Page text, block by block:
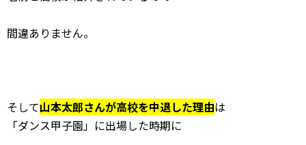
間違ありません。
そして山本太郎さんが高校を中退した理由は
「ダンス甲子園」に出場した時期に